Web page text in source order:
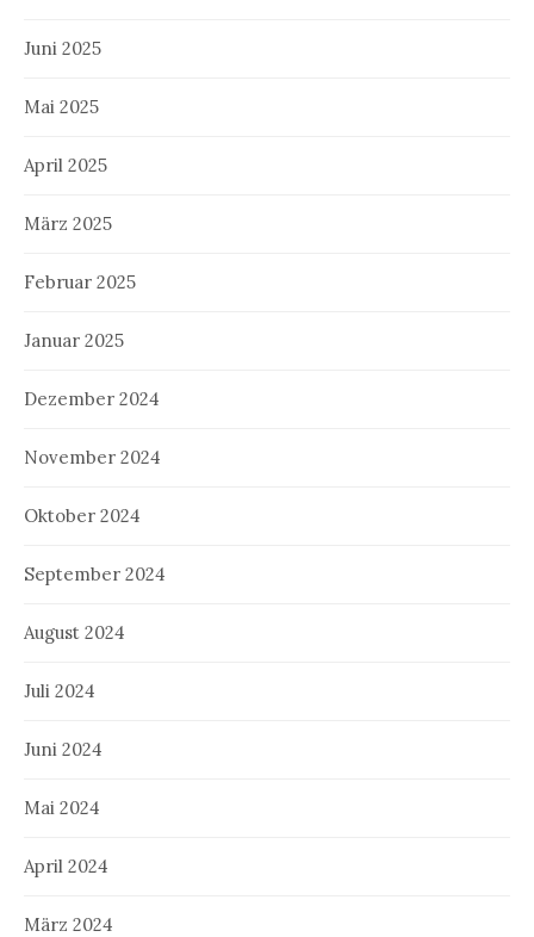
Juni 2025
Mai 2025
April 2025
März 2025
Februar 2025
Januar 2025
Dezember 2024
November 2024
Oktober 2024
September 2024
August 2024
Juli 2024
Juni 2024
Mai 2024
April 2024
März 2024